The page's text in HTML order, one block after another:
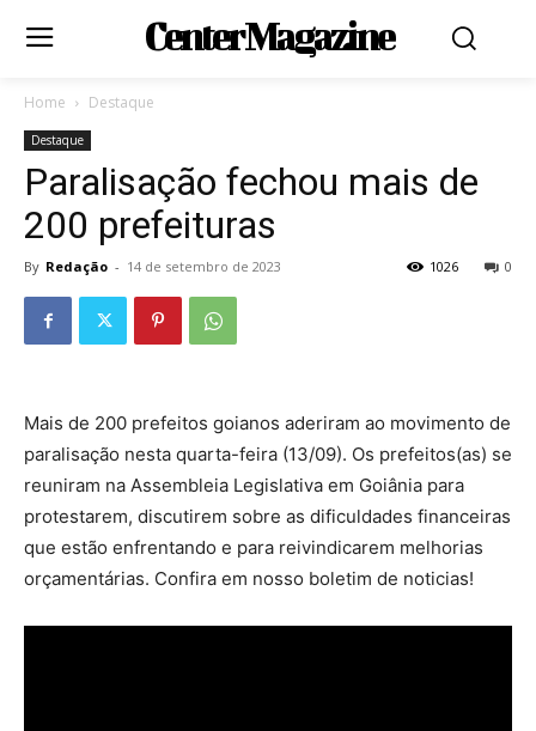
Center Magazine
Home Destaque
Destaque
Paralisação fechou mais de
200 prefeituras
By Redação - 14 de setembro de 2023 0
1026
Mais de 200 prefeitos goianos aderiram ao movimento de
paralisação nesta quarta-feira (13/09). Os prefeitos(as) se
reuniram na Assembleia Legislativa em Goiânia para
protestarem, discutirem sobre as dificuldades financeiras
que estão enfrentando e para reivindicarem melhorias
orçamentárias. Confira em nosso boletim de noticias!